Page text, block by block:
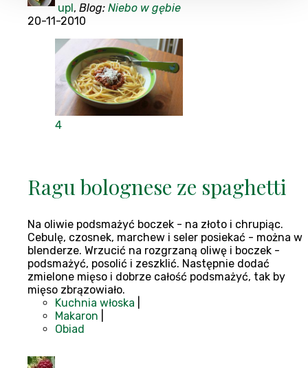
upl, Blog: Niebo w gębie
20-11-2010
4
Ragu bolognese ze spaghetti
Na oliwie podsmażyć boczek - na złoto i chrupiąc.
Cebulę, czosnek, marchew i seler posiekać - można w
blenderze. Wrzucić na rozgrzaną oliwę i boczek -
podsmażyć, posolić i zeszklić. Następnie dodać
zmielone mięso i dobrze całość podsmażyć, tak by
mięso zbrązowiało.
Kuchnia włoska
Makaron
Obiad